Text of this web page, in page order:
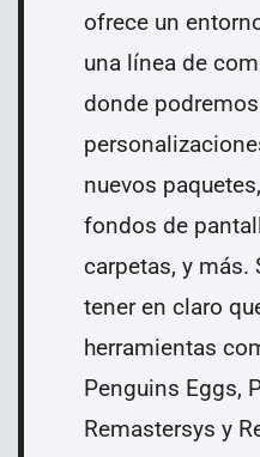
ofrece un
una línea de
donde
nuevos
fondos de
carpetas, y más.
tener en claro
herramientas
Penguins Eggs,
Remastersys y